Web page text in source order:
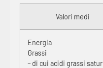
Valori medi
Energia
Grassi
– di cui acidi grassi